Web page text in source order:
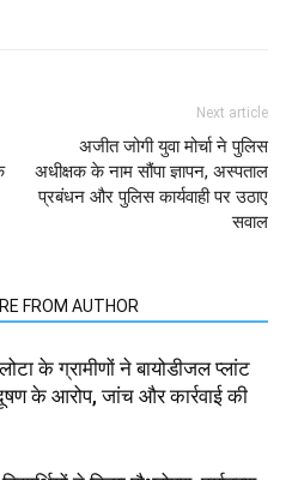
Next article
अजीत जोगी युवा मोर्चा ने पुलिस
अधीक्षक के नाम सौंपा ज्ञापन, अस्पताल
प्रबंधन और पुलिस कार्यवाही पर उठाए
सवाल
FROM AUTHOR
के ग्रामीणों ने बायोडीजल प्लांट
के आरोप, जांच और कार्रवाई की